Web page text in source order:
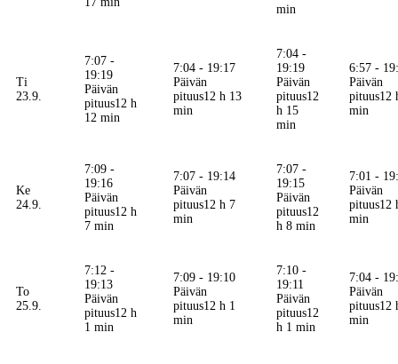
min
Ti
23.9.
7:07 -
19:19
Päivän
pituus12 h
12 min
7:04 - 19:17
Päivän
pituus12 h 13
min
7:04 -
19:19
Päivän
pituus12
h 15
min
6:57 -
Päivän
pituus12
min
Ke
24.9.
7:09 -
19:16
Päivän
pituus12 h
7 min
7:07 - 19:14
Päivän
pituus12 h 7
min
7:07 -
19:15
Päivän
pituus12
h 8 min
7:01 -
Päivän
pituus12
min
To
25.9.
7:12 -
19:13
Päivän
pituus12 h
1 min
7:09 - 19:10
Päivän
pituus12 h 1
min
7:10 -
19:11
Päivän
pituus12
h 1 min
7:04 -
Päivän
pituus12
min